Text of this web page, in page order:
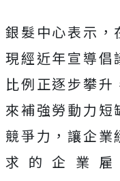
銀髮中心表示，
現經近年宣導倡
比例正逐步攀升
來補強勞動力短
競爭力，讓企業
求的企業